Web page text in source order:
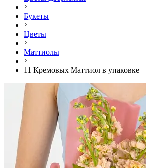
Букеты
Цветы
Маттиолы
11 Кремовых Маттиол в упаковке